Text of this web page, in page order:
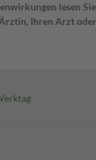
lesen
Ihren Arzt